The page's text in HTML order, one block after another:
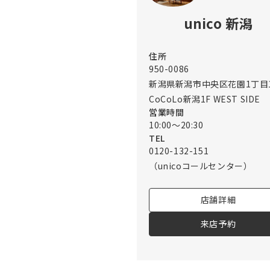
unico 新潟
住所
950-0086
新潟県新潟市中央区花園1丁
CoCoLo新潟1F WEST SIDE
営業時間
10:00～20:30
TEL
0120-132-151
（unicoコールセンター）
店舗詳細
来店予約